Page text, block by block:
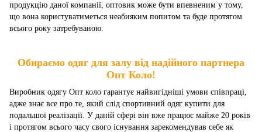
продукцію даної компанії, оптовик може бути впевненим у тому,
що вона користуватиметься неабияким попитом та буде протягом
всього року затребуваною.
Обираємо одяг для залу від надійного партнера
Опт Коло!
Виробник одягу Опт коло гарантує найвигідніші умови співпраці,
адже знає все про те, який слід спортивний одяг купити для
подальшої реалізації. У даній сфері він вже працює майже 20 років
і протягом всього часу свого існування зарекомендував себе як